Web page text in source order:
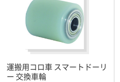
運搬用コロ車 スマートドーリ
ー 交換車輪